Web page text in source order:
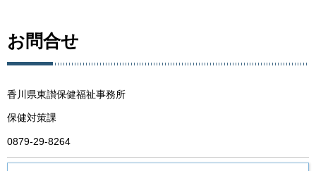
お問合せ
香川県東讃保健福祉事務所
保健対策課
0879-29-8264